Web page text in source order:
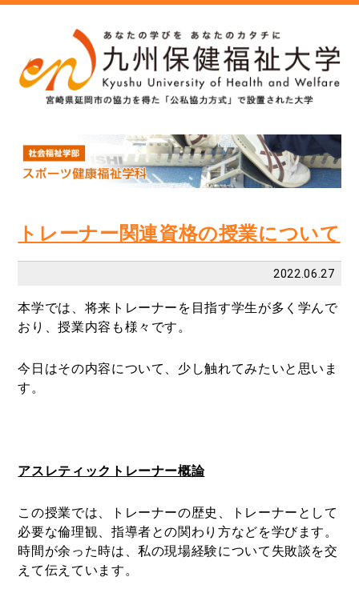
トレーナー関連資格の授業について
2022.06.27
本学では、将来トレーナーを目指す学生が多く学んで
おり、授業内容も様々です。
今日はその内容について、少し触れてみたいと思いま
す。
アスレティックトレーナー概論
この授業では、トレーナーの歴史、トレーナーとして
必要な倫理観、指導者との関わり方などを学びます。
時間が余った時は、私の現場経験について失敗談を交
えて伝えています。